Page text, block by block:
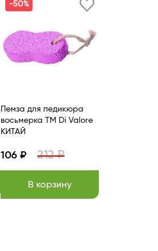
-50%
Пемза для педикюра
восьмерка TM Di Valore
КИТАЙ
106 ₽ 212 ₽
В корзину